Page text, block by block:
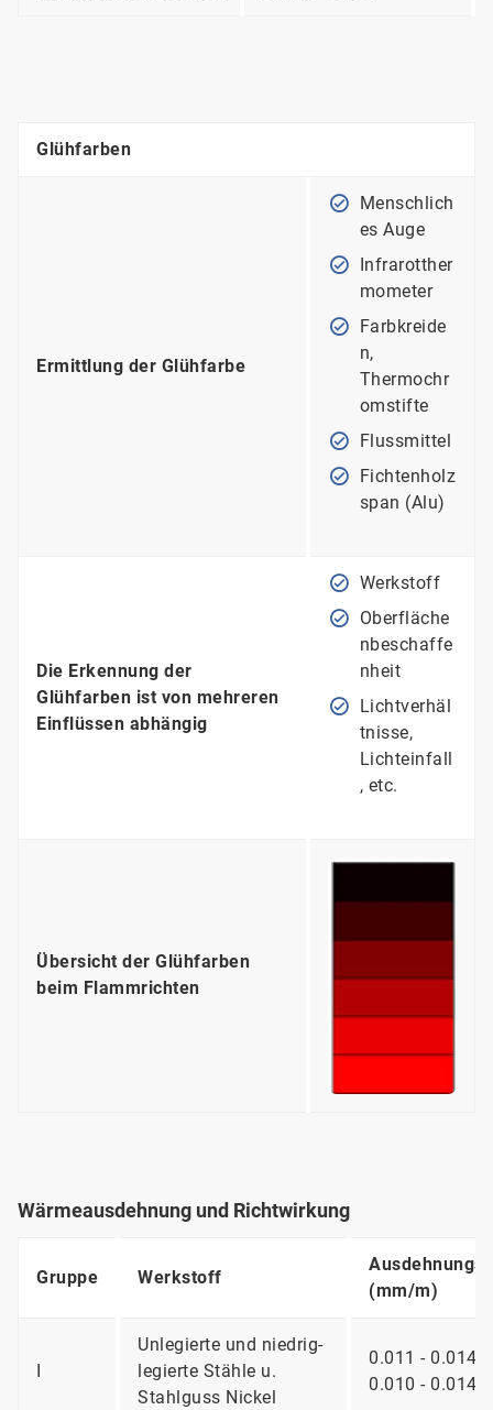
Glühfarben
Ermittlung der Glühfarbe
Menschlich
es Auge
Infrarotther
mometer
Farbkreide
n,
Thermochr
omstifte
Flussmittel
Fichtenholz
span (Alu)
Die Erkennung der
Glühfarben ist von mehreren
Einflüssen abhängig
Werkstoff
Oberfläche
nbeschaffe
nheit
Lichtverhäl
tnisse,
Lichteinfall
, etc.
Übersicht der Glühfarben
beim Flammrichten
Wärmeausdehnung und Richtwirkung
Gruppe Werkstoff
(mm/m)
Unlegierte und niedrig-
legierte Stähle u.
Stahlguss Nickel
0.011 - 0.014
0.010 - 0.014